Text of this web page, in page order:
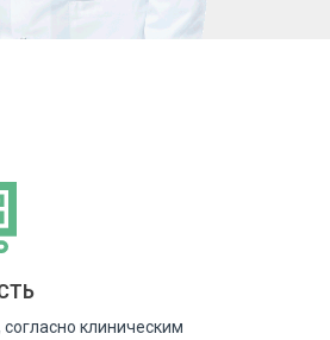
клиническим